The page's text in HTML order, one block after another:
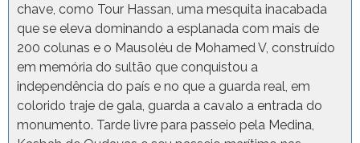
chave, como Tour Hassan, uma mesquita inacabada
que se eleva dominando a esplanada com mais de
200 colunas e o Mausoléu de Mohamed V, construído
em memória do sultão que conquistou a
independência do país e no que a guarda real, em
colorido traje de gala, guarda a cavalo a entrada do
monumento. Tarde livre para passeio pela Medina,